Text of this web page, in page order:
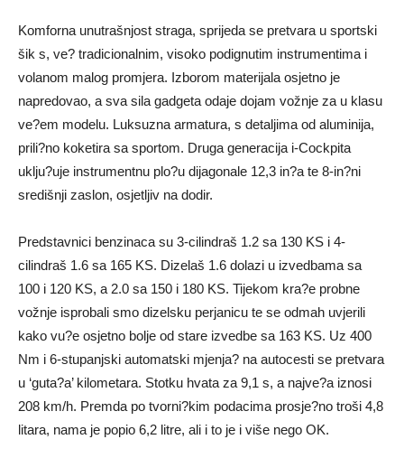
Komforna unutrašnjost straga, sprijeda se pretvara u sportski
šik s, ve? tradicionalnim, visoko podignutim instrumentima i
volanom malog promjera. Izborom materijala osjetno je
napredovao, a sva sila gadgeta odaje dojam vožnje za u klasu
ve?em modelu. Luksuzna armatura, s detaljima od aluminija,
prili?no koketira sa sportom. Druga generacija i-Cockpita
uklju?uje instrumentnu plo?u dijagonale 12,3 in?a te 8-in?ni
središnji zaslon, osjetljiv na dodir.
Predstavnici benzinaca su 3-cilindraš 1.2 sa 130 KS i 4-
cilindraš 1.6 sa 165 KS. Dizelaš 1.6 dolazi u izvedbama sa
100 i 120 KS, a 2.0 sa 150 i 180 KS. Tijekom kra?e probne
vožnje isprobali smo dizelsku perjanicu te se odmah uvjerili
kako vu?e osjetno bolje od stare izvedbe sa 163 KS. Uz 400
Nm i 6-stupanjski automatski mjenja? na autocesti se pretvara
u ‘guta?a’ kilometara. Stotku hvata za 9,1 s, a najve?a iznosi
208 km/h. Premda po tvorni?kim podacima prosje?no troši 4,8
litara, nama je popio 6,2 litre, ali i to je i više nego OK.